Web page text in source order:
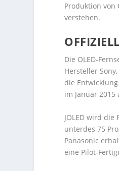
Produktion von
verstehen.
Die OLED-
Hersteller
die
im Januar
JOLED wird
unterdes 75
Panasonic
eine Pilot-